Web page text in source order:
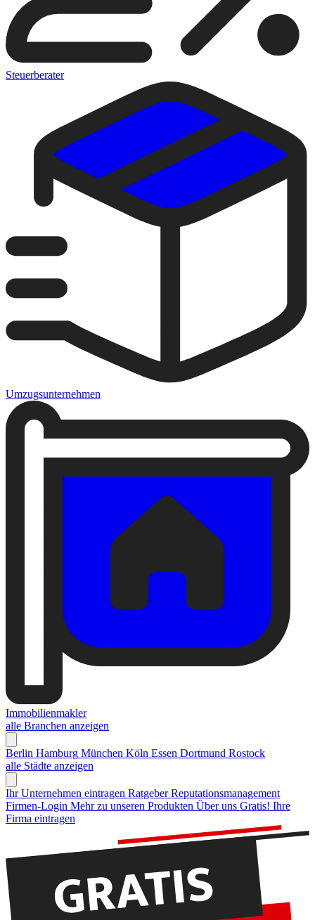
Steuerberater
Umzugsunternehmen
Immobilienmakler
alle Branchen anzeigen
Berlin Hamburg München Köln Essen Dortmund Rostock
alle Städte anzeigen
Ihr Unternehmen eintragen Ratgeber Reputationsmanagement
Firmen-Login Mehr zu unseren Produkten Über uns Gratis! Ihre
Firma eintragen